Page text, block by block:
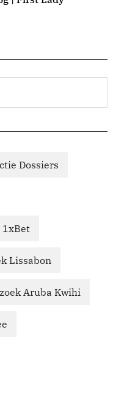
Dossiers
1xBet
Lissabon
Aruba Kwihi